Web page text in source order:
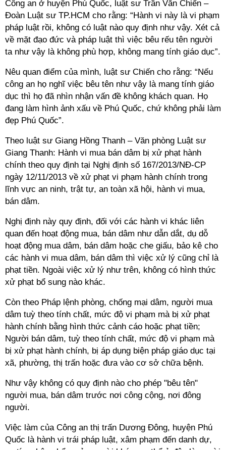
Công an ở huyện Phú Quốc, luật sư Trần Văn Chiến –
Đoàn Luật sư TP.HCM cho rằng: “Hành vi này là vi phạm
pháp luật rồi, không có luật nào quy định như vậy. Xét cả
về mặt đạo đức và pháp luật thì việc bêu rếu tên người
ta như vậy là không phù hợp, không mang tính giáo dục”.
Nêu quan điểm của mình, luật sư Chiến cho rằng: “Nếu
công an họ nghĩ việc bêu tên như vậy là mang tính giáo
dục thì họ đã nhìn nhận vấn đề không khách quan. Họ
đang làm hình ảnh xấu về Phú Quốc, chứ không phải làm
đẹp Phú Quốc”.
Theo luật sư Giang Hồng Thanh – Văn phòng Luật sư
Giang Thanh: Hành vi mua bán dâm bị xử phạt hành
chính theo quy định tại Nghị định số 167/2013/NĐ-CP
ngày 12/11/2013 về xử phạt vi phạm hành chính trong
lĩnh vực an ninh, trật tự, an toàn xã hội, hành vi mua,
bán dâm.
Nghị định này quy định, đối với các hành vi khác liên
quan đến hoạt động mua, bán dâm như dẫn dắt, dụ dỗ
hoạt động mua dâm, bán dâm hoặc che giấu, bảo kê cho
các hành vi mua dâm, bán dâm thì việc xử lý cũng chỉ là
phạt tiền. Ngoài việc xử lý như trên, không có hình thức
xử phạt bổ sung nào khác.
Còn theo Pháp lệnh phòng, chống mại dâm, người mua
dâm tuỳ theo tính chất, mức độ vi phạm mà bị xử phạt
hành chính bằng hình thức cảnh cáo hoặc phạt tiền;
Người bán dâm, tuỳ theo tính chất, mức độ vi phạm mà
bị xử phạt hành chính, bị áp dụng biện pháp giáo dục tại
xã, phường, thị trấn hoặc đưa vào cơ sở chữa bệnh.
Như vậy không có quy định nào cho phép "bêu tên"
người mua, bán dâm trước nơi công cộng, nơi đông
người.
Việc làm của Công an thị trấn Dương Đông, huyện Phú
Quốc là hành vi trái pháp luật, xâm phạm đến danh dự,